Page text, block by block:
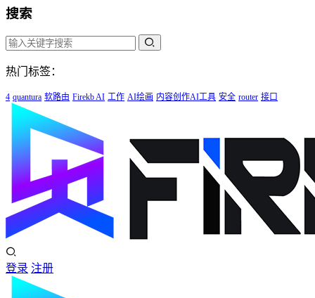
搜索
热门标签：
4 quantura 软路由 Firekb AI 工作 AI绘画 内容创作AI工具 安全 router 接口
登录 注册